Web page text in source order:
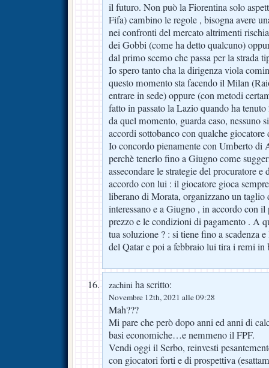
il futuro. Non può la Fiorentina solo
Fifa) cambino le regole , bisogna avere
nei confronti del mercato altrimenti
dei Gobbi (come ha detto qualcuno)
dal primo scemo che passa per la strada
Io spero tanto cha la dirigenza viola
questo momento sta facendo il Milan
entrare in sede) oppure (con metodi
fatto in passato la Lazio quando ha
da quel momento, guarda caso, nessuno
accordi sottobanco con qualche
Io concordo pienamente con Umberto di
perchè tenerlo fino a Giugno come
assecondare le strategie del procuratore e
accordo con lui : il giocatore gioca
liberano di Morata, organizzano un
interessano e a Giugno , in accordo con
prezzo e le condizioni di pagamento . A
tua soluzione ? : si tiene fino a scadenza
del Qatar e poi a febbraio lui tira i remi in
zachini ha scritto:
Novembre 12th, 2021 alle 09:28
Mah???
Mi pare che però dopo anni ed anni di
basi economiche…e nemmeno il FPF.
Vendi oggi il Serbo, reinvesti
con giocatori forti e di prospettiva